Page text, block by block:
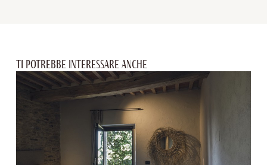
Ti potrebbe interessare anche